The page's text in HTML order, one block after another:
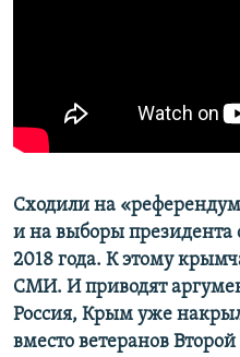
ELIFBE
УКРАИНСКАЯ ПРОБЛЕМА КРЫМА
Сходили на
и на выборы президента
2018 года. К этому
СМИ. И приводят
Россия, Крым уже
вместо ветеранов